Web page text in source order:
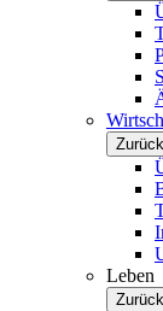
Zurück
Leben
Zurück